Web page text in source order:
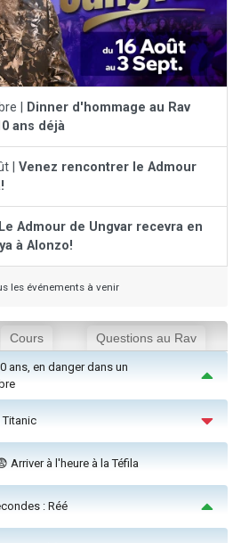
|
Dinner d'hommage au Rav
ans déjà
| Venez rencontrer le Admour
Le Admour de Ungvar recevra en
à Alonzo!
les événements à venir
Cours Questions au Rav
ans, en danger dans un
Arriver à l'heure à la Téfila
: Réé